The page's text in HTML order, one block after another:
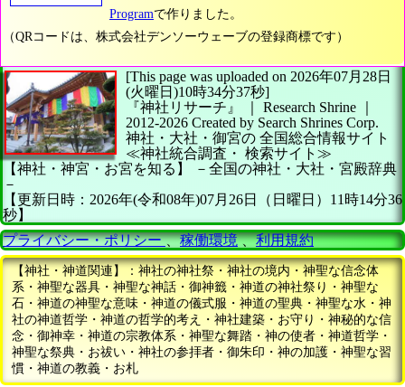
Programで作りました。
（QRコードは、株式会社デンソーウェーブの登録商標です）
[This page was uploaded on 2026年07月28日
(火曜日)10時34分37秒]
『神社リサーチ』 ｜ Research Shrine
2012-2026 Created by Search Shrines Corp.
神社・大社・御宮の 全国総合情報サイト
≪神社統合調査・ 検索サイト≫
【神社・神宮・お宮を知る】
－全国の神社・大社・宮殿辞典
－
【更新日時：2026年(令和08年)07月26日（日曜日）11時14分36
秒】
プライバシー・ポリシー、稼働環境、利用規約
【神社・神道関連】：神社の神社祭・神社の境内・神聖な信念体
系・神聖な器具・神聖な神話・御神籤・神道の神社祭り・神聖な
石・神道の神聖な意味・神道の儀式服・神道の聖典・神聖な水・神
社の神道哲学・神道の哲学的考え・神社建築・お守り・神秘的な信
念・御神幸・神道の宗教体系・神聖な舞踏・神の使者・神道哲学・
神聖な祭典・お祓い・神社の参拝者・御朱印・神の加護・神聖な習
慣・神道の教義・お札